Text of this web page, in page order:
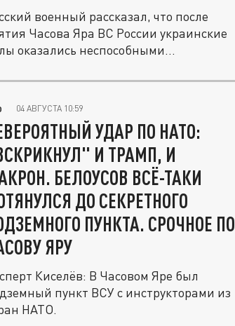
военный рассказал, что после
Часова Яра ВС России украинские
оказались неспособными...
04 АВГУСТА 10:59
УДАР ПО НАТО:
И ТРАМП, И
БЕЛОУСОВ ВСЁ-ТАКИ
ДО СЕКРЕТНОГО
ПУНКТА. СРОЧНОЕ ПО
ЯРУ
Киселёв: В Часовом Яре был
пункт ВСУ с инструкторами из
НАТО.